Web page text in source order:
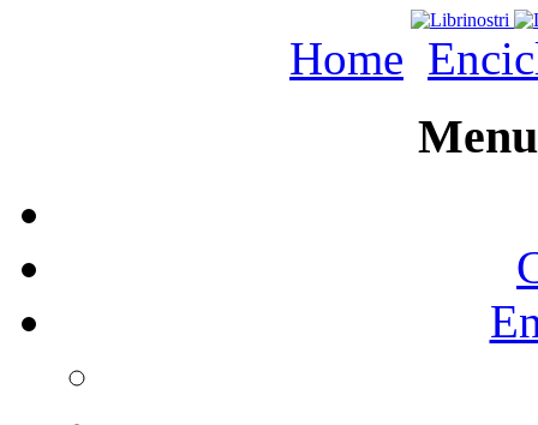
Home